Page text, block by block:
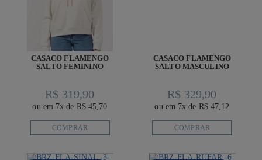
CASACO FLAMENGO
SALTO FEMININO
R$ 319,90
ou em 7x de R$ 45,70
COMPRAR
CASACO FLAMENGO
SALTO MASCULINO
R$ 329,90
ou em 7x de R$ 47,12
COMPRAR